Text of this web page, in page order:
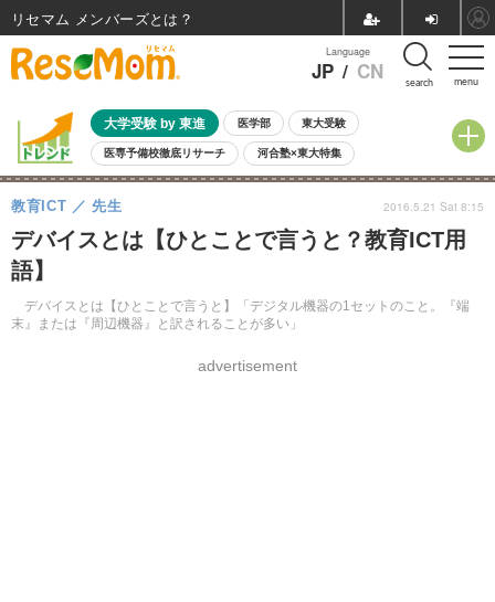
menu
Language
JP / CN search
大学受験 by 東進 医学部 東大受験
医専予備校徹底リサーチ 河合塾×東大特集
親子で考える大学選び 高校受験 中学受験 小学校受験
共通テスト 夏休み
8月開催イベント・WS 全国公立高校 過去問 人気記事
自由研究教材（小学生向け）
デバイスとは【ひとことで言うと？教育ICT用
語】
デバイスとは【ひとことで言うと】「デジタル機器の1セットのこと。『端
末』または『周辺機器』と訳されることが多い」
教育ICT 先生
advertisement
2016.5.21 Sat 8:15
リセマム メンバーズ